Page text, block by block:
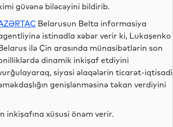
güvənə biləcəyini bildirib.
Belarusun Belta informasiya
istinadla xəbər verir ki, Lukaşenko
ilə Çin arasında münasibətlərin son
dinamik inkişaf etdiyini
siyasi əlaqələrin ticarət-iqtisadi
genişlənməsinə təkan verdiyini
inkişafına xüsusi önəm verir.